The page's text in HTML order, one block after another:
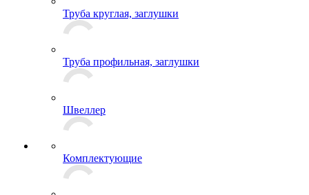
Труба круглая, заглушки
Труба профильная, заглушки
Швеллер
Комплектующие